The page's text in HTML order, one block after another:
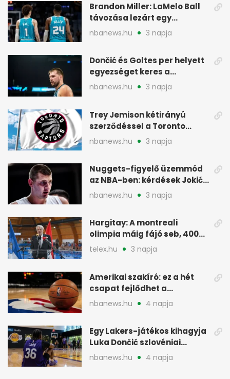
Brandon Miller: LaMelo Ball
távozása lezárt egy
korszakot a Hornetsnél
nbanews.hu 3 napja
Dončić és Goltes per helyett
egyezséget keres a
gyerekügyben
nbanews.hu 3 napja
Trey Jemison kétirányú
szerződéssel a Toronto
Raptorshoz igazolt
nbanews.hu 3 napja
Nuggets-figyelő üzemmód
az NBA-ben: kérdések Jokić
jövőjéről
nbanews.hu 3 napja
Hargitay: A montreali
olimpia máig fájó seb, 400
vegyesen 4. lett
telex.hu 3 napja
Amerikai szakíró: ez a hét
csapat fejlődhet a
legtöbbet az NBA-ben
nbanews.hu 4 napja
Egy Lakers-játékos kihagyja
Luka Dončić szlovéniai
minicampjét
nbanews.hu 4 napja